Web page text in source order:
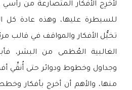
لأُخرِج الأفكار المتصارعة من
للسيطرة عليها، وهذه عادة كل
تخيُّل الأفكار والمواقف في قالب
الغالبية العُظمى من البشر،
وجداول وخطوط ودوائر حتى أُنقِّي
منها، والأهم أن أخرج بأفكار